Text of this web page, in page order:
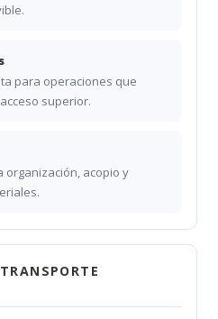
para operaciones que
superior.
organización, acopio y